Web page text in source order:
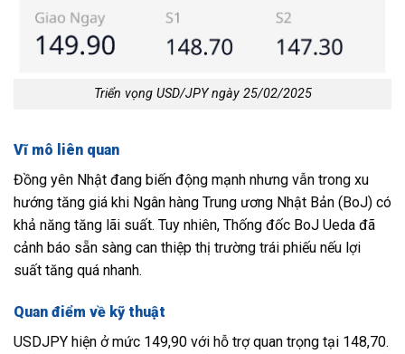
Triển vọng USD/JPY ngày 25/02/2025
Vĩ mô liên quan
Đồng yên Nhật đang biến động mạnh nhưng vẫn trong xu
hướng tăng giá khi Ngân hàng Trung ương Nhật Bản (BoJ) có
khả năng tăng lãi suất. Tuy nhiên, Thống đốc BoJ Ueda đã
cảnh báo sẵn sàng can thiệp thị trường trái phiếu nếu lợi
suất tăng quá nhanh.
Quan điểm về kỹ thuật
USDJPY hiện ở mức 149,90 với hỗ trợ quan trọng tại 148,70.